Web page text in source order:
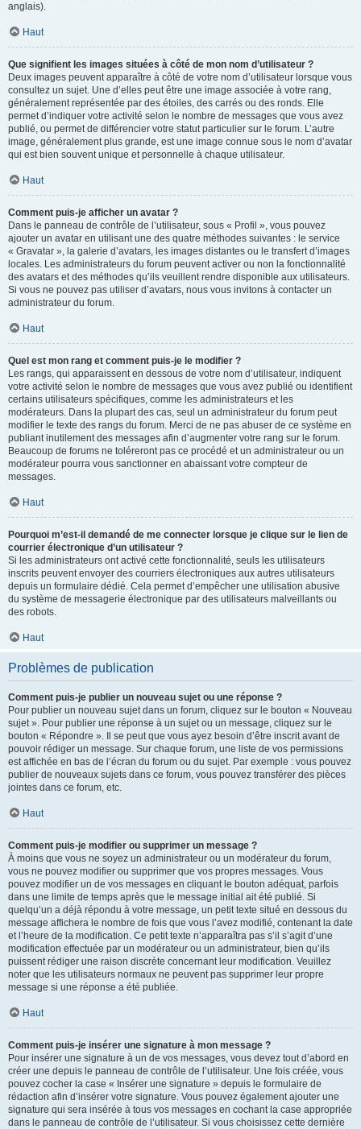
anglais).
Haut
Que signifient les images situées à côté de mon nom d’utilisateur ?
Deux images peuvent apparaître à côté de votre nom d’utilisateur lorsque vous
consultez un sujet. Une d’elles peut être une image associée à votre rang,
généralement représentée par des étoiles, des carrés ou des ronds. Elle
permet d’indiquer votre activité selon le nombre de messages que vous avez
publié, ou permet de différencier votre statut particulier sur le forum. L’autre
image, généralement plus grande, est une image connue sous le nom d’avatar
qui est bien souvent unique et personnelle à chaque utilisateur.
Haut
Comment puis-je afficher un avatar ?
Dans le panneau de contrôle de l’utilisateur, sous « Profil », vous pouvez
ajouter un avatar en utilisant une des quatre méthodes suivantes : le service
« Gravatar », la galerie d’avatars, les images distantes ou le transfert d’images
locales. Les administrateurs du forum peuvent activer ou non la fonctionnalité
des avatars et des méthodes qu’ils veuillent rendre disponible aux utilisateurs.
Si vous ne pouvez pas utiliser d’avatars, nous vous invitons à contacter un
administrateur du forum.
Haut
Quel est mon rang et comment puis-je le modifier ?
Les rangs, qui apparaissent en dessous de votre nom d’utilisateur, indiquent
votre activité selon le nombre de messages que vous avez publié ou identifient
certains utilisateurs spécifiques, comme les administrateurs et les
modérateurs. Dans la plupart des cas, seul un administrateur du forum peut
modifier le texte des rangs du forum. Merci de ne pas abuser de ce système en
publiant inutilement des messages afin d’augmenter votre rang sur le forum.
Beaucoup de forums ne toléreront pas ce procédé et un administrateur ou un
modérateur pourra vous sanctionner en abaissant votre compteur de
messages.
Haut
Pourquoi m’est-il demandé de me connecter lorsque je clique sur le lien de
courrier électronique d’un utilisateur ?
Si les administrateurs ont activé cette fonctionnalité, seuls les utilisateurs
inscrits peuvent envoyer des courriers électroniques aux autres utilisateurs
depuis un formulaire dédié. Cela permet d’empêcher une utilisation abusive
du système de messagerie électronique par des utilisateurs malveillants ou
des robots.
Haut
Problèmes de publication
Comment puis-je publier un nouveau sujet ou une réponse ?
Pour publier un nouveau sujet dans un forum, cliquez sur le bouton « Nouveau
sujet ». Pour publier une réponse à un sujet ou un message, cliquez sur le
bouton « Répondre ». Il se peut que vous ayez besoin d’être inscrit avant de
pouvoir rédiger un message. Sur chaque forum, une liste de vos permissions
est affichée en bas de l’écran du forum ou du sujet. Par exemple : vous pouvez
publier de nouveaux sujets dans ce forum, vous pouvez transférer des pièces
jointes dans ce forum, etc.
Haut
Comment puis-je modifier ou supprimer un message ?
À moins que vous ne soyez un administrateur ou un modérateur du forum,
vous ne pouvez modifier ou supprimer que vos propres messages. Vous
pouvez modifier un de vos messages en cliquant le bouton adéquat, parfois
dans une limite de temps après que le message initial ait été publié. Si
quelqu’un a déjà répondu à votre message, un petit texte situé en dessous du
message affichera le nombre de fois que vous l’avez modifié, contenant la date
et l’heure de la modification. Ce petit texte n’apparaîtra pas s’il s’agit d’une
modification effectuée par un modérateur ou un administrateur, bien qu’ils
puissent rédiger une raison discrète concernant leur modification. Veuillez
noter que les utilisateurs normaux ne peuvent pas supprimer leur propre
message si une réponse a été publiée.
Haut
Comment puis-je insérer une signature à mon message ?
Pour insérer une signature à un de vos messages, vous devez tout d’abord en
créer une depuis le panneau de contrôle de l’utilisateur. Une fois créée, vous
pouvez cocher la case « Insérer une signature » depuis le formulaire de
rédaction afin d’insérer votre signature. Vous pouvez également ajouter une
signature qui sera insérée à tous vos messages en cochant la case appropriée
dans le panneau de contrôle de l’utilisateur. Si vous choisissez cette dernière